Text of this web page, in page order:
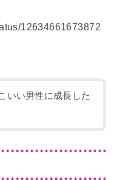
12634661673872
いい男性に成長した